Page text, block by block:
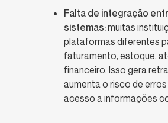
Falta de integração
sistemas:muitas
plataformas diferentes
faturamento, estoque,
financeiro. Isso gera
aumenta o risco de
acesso a informações